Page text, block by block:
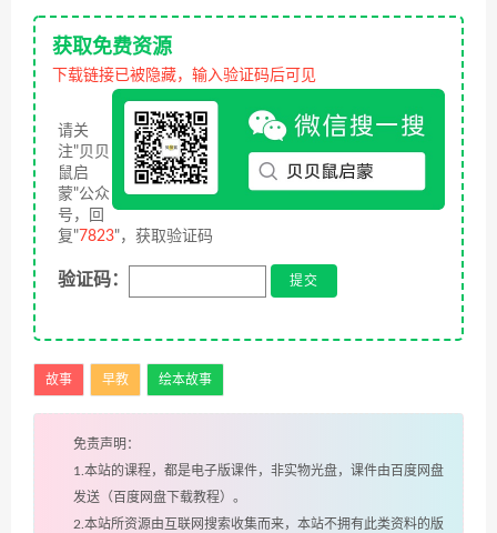
获取免费资源
下载链接已被隐藏，输入验证码后可见
请关
注"贝贝
鼠启
蒙"公众
号，回
复"7823"，获取验证码
验证码：
故事 早教 绘本故事
免责声明：
1.本站的课程，都是电子版课件，非实物光盘，课件由百度网盘
发送（百度网盘下载教程）。
2.本站所资源由互联网搜索收集而来，本站不拥有此类资料的版